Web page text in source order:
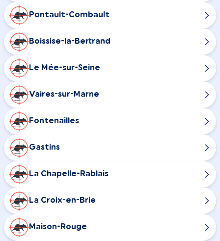
Pontault-Combault
Boissise-la-Bertrand
Le Mée-sur-Seine
Vaires-sur-Marne
Fontenailles
Gastins
La Chapelle-Rablais
La Croix-en-Brie
Maison-Rouge